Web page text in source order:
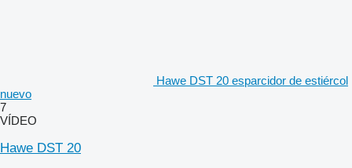
Hawe DST 20 esparcidor de estiércol
nuevo
7
VÍDEO
Hawe DST 20